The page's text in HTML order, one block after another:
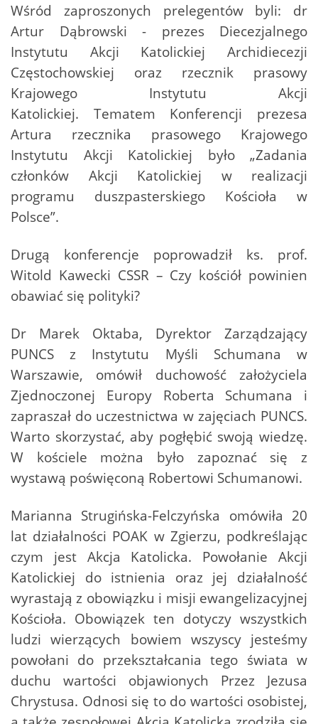
Wśród zaproszonych prelegentów byli: dr
Artur Dąbrowski - prezes Diecezjalnego
Instytutu Akcji Katolickiej Archidiecezji
Częstochowskiej oraz rzecznik prasowy
Krajowego Instytutu Akcji
Katolickiej. Tematem Konferencji prezesa
Artura rzecznika prasowego Krajowego
Instytutu Akcji Katolickiej było „Zadania
członków Akcji Katolickiej w realizacji
programu duszpasterskiego Kościoła w
Polsce”.
Drugą konferencje poprowadził ks. prof.
Witold Kawecki CSSR – Czy kościół powinien
obawiać się polityki?
Dr Marek Oktaba, Dyrektor Zarządzający
PUNCS z Instytutu Myśli Schumana w
Warszawie, omówił duchowość założyciela
Zjednoczonej Europy Roberta Schumana i
zapraszał do uczestnictwa w zajęciach PUNCS.
Warto skorzystać, aby pogłębić swoją wiedzę.
W kościele można było zapoznać się z
wystawą poświęconą Robertowi Schumanowi.
Marianna Strugińska-Felczyńska omówiła 20
lat działalności POAK w Zgierzu, podkreślając
czym jest Akcja Katolicka. Powołanie Akcji
Katolickiej do istnienia oraz jej działalność
wyrastają z obowiązku i misji ewangelizacyjnej
Kościoła. Obowiązek ten dotyczy wszystkich
ludzi wierzących bowiem wszyscy jesteśmy
powołani do przekształcania tego świata w
duchu wartości objawionych Przez Jezusa
Chrystusa. Odnosi się to do wartości osobistej,